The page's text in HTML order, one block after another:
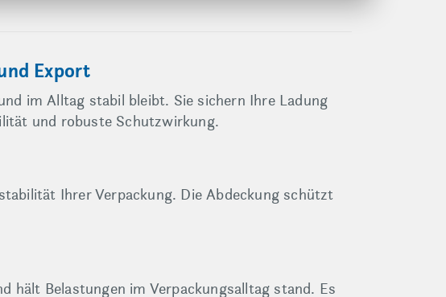
Export
im Alltag stabil bleibt. Sie sichern Ihre Ladung
und robuste Schutzwirkung.
Ihrer Verpackung. Die Abdeckung schützt
hält Belastungen im Verpackungsalltag stand. Es